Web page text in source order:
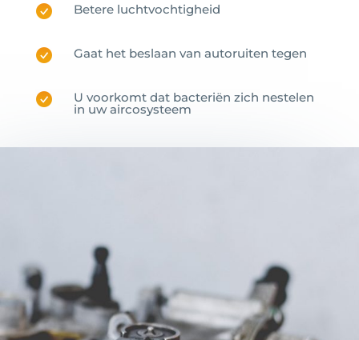
Betere luchtvochtigheid
Gaat het beslaan van autoruiten tegen
U voorkomt dat bacteriën zich nestelen
in uw aircosysteem